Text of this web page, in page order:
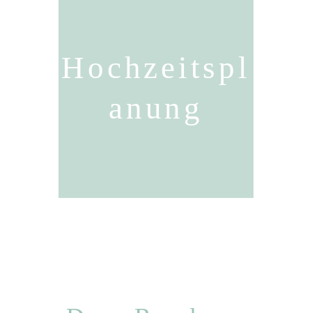
Hochzeitspl
anung